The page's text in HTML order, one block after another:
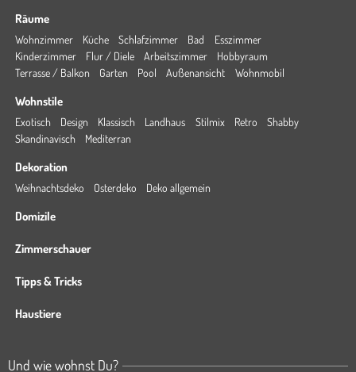
Räume
Wohnzimmer Küche Schlafzimmer Bad
Esszimmer
Kinderzimmer
Flur / Diele Arbeitszimmer
Hobbyraum
Terrasse / Balkon
Garten Pool Außenansicht Wohnmobil
Wohnstile
Exotisch Design Klassisch Landhaus Stilmix Retro
Shabby
Skandinavisch
Mediterran
Dekoration
Weihnachtsdeko Osterdeko Deko allgemein
Domizile
Zimmerschauer
Tipps & Tricks
Haustiere
Und wie wohnst Du?